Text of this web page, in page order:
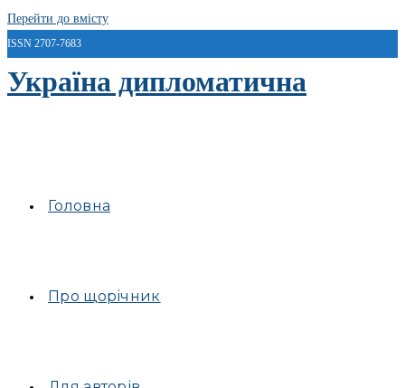
Перейти до вмісту
ISSN 2707-7683
Україна дипломатична
Головна
Про щорічник